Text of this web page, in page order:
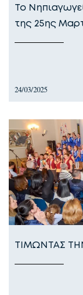
Το
της 25ης
24/03/2025
ΤΙΜΩΝΤΑΣ